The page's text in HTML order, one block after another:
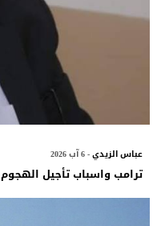
عباس الزيدي- 6 آب 2026
ترامب واسباب تأجيل الهجوم